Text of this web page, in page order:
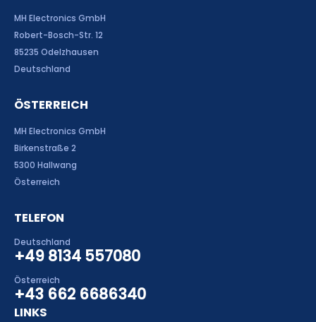
MH Electronics GmbH
Robert-Bosch-Str. 12
85235 Odelzhausen
Deutschland
ÖSTERREICH
MH Electronics GmbH
Birkenstraße 2
5300 Hallwang
Österreich
TELEFON
Deutschland
+49 8134 557080
Österreich
+43 662 6686340
LINKS